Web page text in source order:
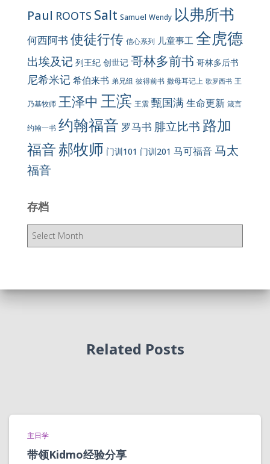
Paul ROOTS Salt Samuel Wendy 以弗所书
何西阿书 使徒行传 信心系列 儿童事工 全虎德
出埃及记 列王纪 创世记 哥林多前书 哥林多后书
尼希米记 希伯来书 弟兄组 彼得前书 撒母耳记上 歌罗西书 王
乃基牧师 王泽中 王滨 王震 甄国满生命更新 箴言
约翰一书 约翰福音 罗马书 腓立比书 路加
福音郝牧师 门训101 门训201 马可福音马太
福音
存档
存
Related Posts
主日学
带领Kidmo经验分享